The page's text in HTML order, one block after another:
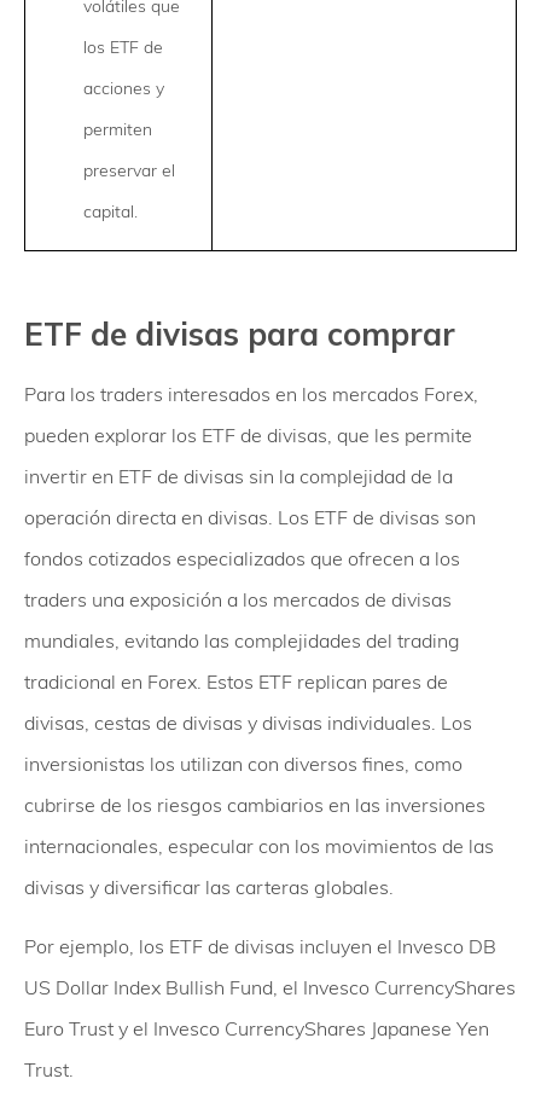
volátiles que
los ETF de
acciones y
permiten
preservar el
capital.
ETF de divisas para comprar
Para los traders interesados en los mercados Forex,
pueden explorar los ETF de divisas, que les permite
invertir en ETF de divisas sin la complejidad de la
operación directa en divisas. Los ETF de divisas son
fondos cotizados especializados que ofrecen a los
traders una exposición a los mercados de divisas
mundiales, evitando las complejidades del trading
tradicional en Forex. Estos ETF replican pares de
divisas, cestas de divisas y divisas individuales. Los
inversionistas los utilizan con diversos fines, como
cubrirse de los riesgos cambiarios en las inversiones
internacionales, especular con los movimientos de las
divisas y diversificar las carteras globales.
Por ejemplo, los ETF de divisas incluyen el Invesco DB
US Dollar Index Bullish Fund, el Invesco CurrencyShares
Euro Trust y el Invesco CurrencyShares Japanese Yen
Trust.